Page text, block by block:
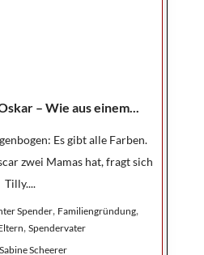
– Wie aus einem...
Es gibt alle Farben.
zwei Mamas hat, fragt sich
Tilly....
Spender, Familiengründung,
,Spendervater
Sabine Scheerer